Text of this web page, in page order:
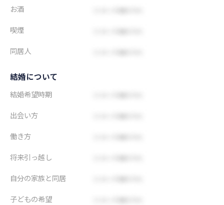
お酒
喫煙
同居人
結婚について
結婚希望時期
出会い方
働き方
将来引っ越し
自分の家族と同居
子どもの希望